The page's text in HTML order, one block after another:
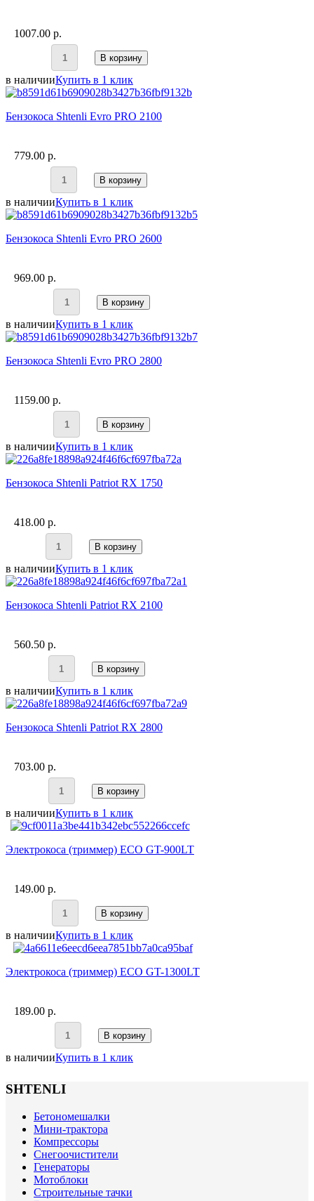
1007.00 p.
В корзину
в наличииКупить в 1 клик
Бензокоса Shtenli Evro PRO 2100
779.00 p.
В корзину
в наличииКупить в 1 клик
Бензокоса Shtenli Evro PRO 2600
969.00 p.
В корзину
в наличииКупить в 1 клик
Бензокоса Shtenli Evro PRO 2800
1159.00 p.
В корзину
в наличииКупить в 1 клик
Бензокоса Shtenli Patriot RX 1750
418.00 p.
В корзину
в наличииКупить в 1 клик
Бензокоса Shtenli Patriot RX 2100
560.50 p.
В корзину
в наличииКупить в 1 клик
Бензокоса Shtenli Patriot RX 2800
703.00 p.
В корзину
в наличииКупить в 1 клик
Электрокоса (триммер) ECO GT-900LT
149.00 p.
В корзину
в наличииКупить в 1 клик
Электрокоса (триммер) ECO GT-1300LT
189.00 p.
В корзину
в наличииКупить в 1 клик
SHTENLI
Бетономешалки
Мини-трактора
Компрессоры
Снегоочистители
Генераторы
Мотоблоки
Строительные тачки